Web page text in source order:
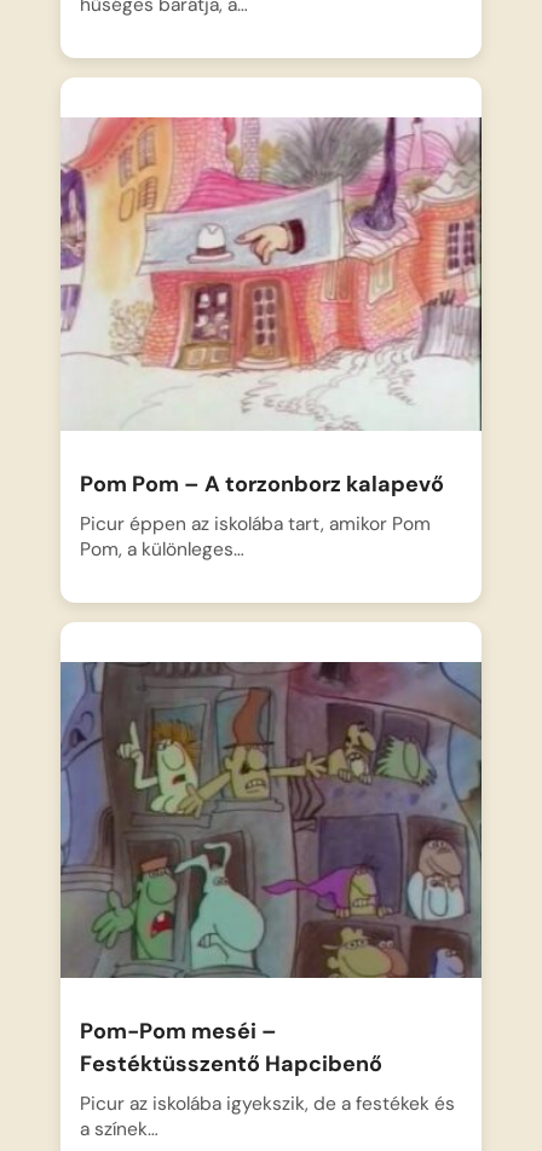
hűséges barátja, a…
Pom Pom – A torzonborz kalapevő
Picur éppen az iskolába tart, amikor Pom
Pom, a különleges…
Pom-Pom meséi –
Festéktüsszentő Hapcibenő
Picur az iskolába igyekszik, de a festékek és
a színek…